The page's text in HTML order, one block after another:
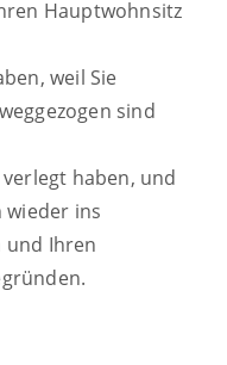
Hauptwohnsitz
weil Sie
sind
haben, und
wieder ins
und Ihren